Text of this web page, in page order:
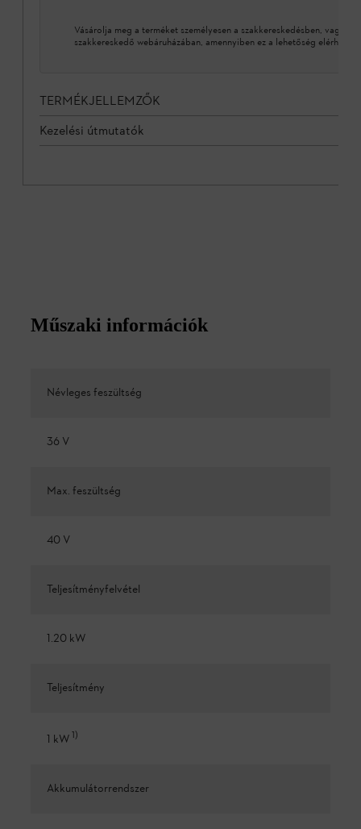
Vásárolja meg a terméket személyesen a szakkereskedésben, vagy a
szakkereskedő webáruházában, amennyiben ez a lehetőség elérhető.
TERMÉKJELLEMZŐK
Kezelési útmutatók
Műszaki információk
Névleges feszültség
36 V
Max. feszültség
40 V
Teljesítményfelvétel
1.20 kW
Teljesítmény
1 kW1)
Akkumulátorrendszer